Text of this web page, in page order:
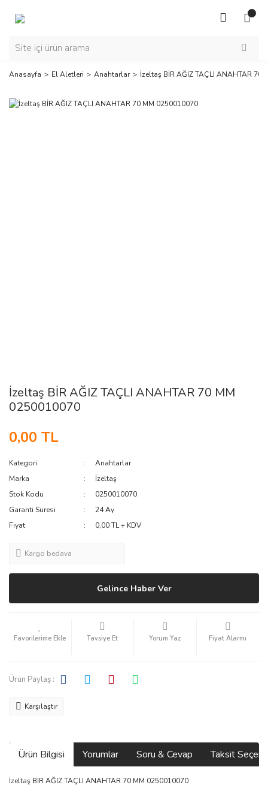
Anasayfa El Aletleri Anahtarlar İzeltaş BİR AĞIZ TAÇLI ANAHTAR 70
İzeltaş BİR AĞIZ TAÇLI ANAHTAR 70 MM
0250010070
0,00 TL
Kategori
Anahtarlar
Marka
İzeltaş
Stok Kodu
0250010070
Garanti Süresi
24 Ay
Fiyat
0,00 TL + KDV
Kargo bedava
Gelince Haber Ver
Tavsiye Et Yorum Yaz Fiyat Alarmı
Ürün Paylaş :
Karşılaştır
Ürün Bilgisi Yorumlar Soru & Cevap Taksit
İzeltaş BİR AĞIZ TAÇLI ANAHTAR 70 MM 0250010070